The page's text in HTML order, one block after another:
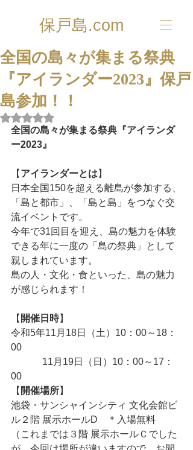
保戸島.com
全国の島々が集まる祭典
『アイランダー2023』保戸
島参加！！
5つ星のうちNaNと評価されています。
全国の島々が集まる祭典『アイランダ
ー2023』
【 アイランダーとは 】
日本全国150を超える離島が参加する、
「島と都市」、「島と島」をつなぐ交
流イベントです。
今年で31回目を迎え、島の魅力を体験
できる年に一度の「島の祭典」として
親しまれています。
島の人・文化・食といった、島の魅力
が感じられます！
【 開催日時】
令和5年11月18日（土）10：00～18：
00
11月19日（日）10：00～17：
00
【 開催場所】
池袋・サンシャインシティ 文化会館ビ
ル２階 展示ホールD　＊入場無料
（これまでは３階 展示ホールＣでした